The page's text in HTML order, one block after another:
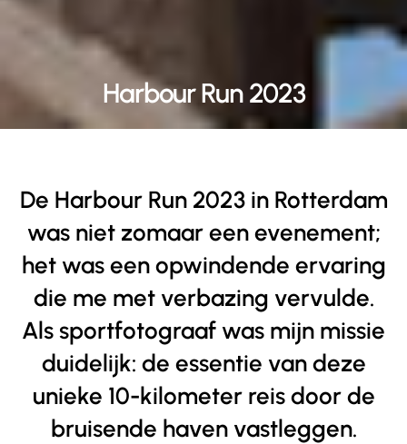
Harbour Run 2023
De Harbour Run 2023 in Rotterdam
was niet zomaar een evenement;
het was een opwindende ervaring
die me met verbazing vervulde.
Als sportfotograaf was mijn missie
duidelijk: de essentie van deze
unieke 10-kilometer reis door de
bruisende haven vastleggen.